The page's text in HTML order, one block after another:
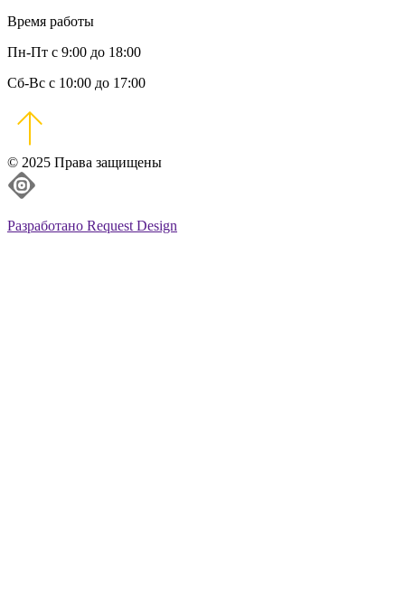
Время работы
Пн-Пт с 9:00 до 18:00
Сб-Вс с 10:00 до 17:00
© 2025 Права защищены
Разработано Request Design